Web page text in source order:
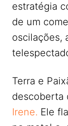
estratégia
de um
oscilações,
Terra e
descoberta
Irene. Ele